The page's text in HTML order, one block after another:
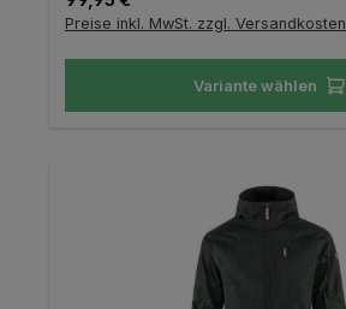
Preise inkl. MwSt. zzgl. Versandkosten
Variante wählen